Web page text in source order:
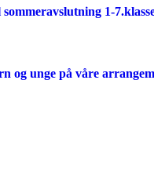
1-
og unge på våre